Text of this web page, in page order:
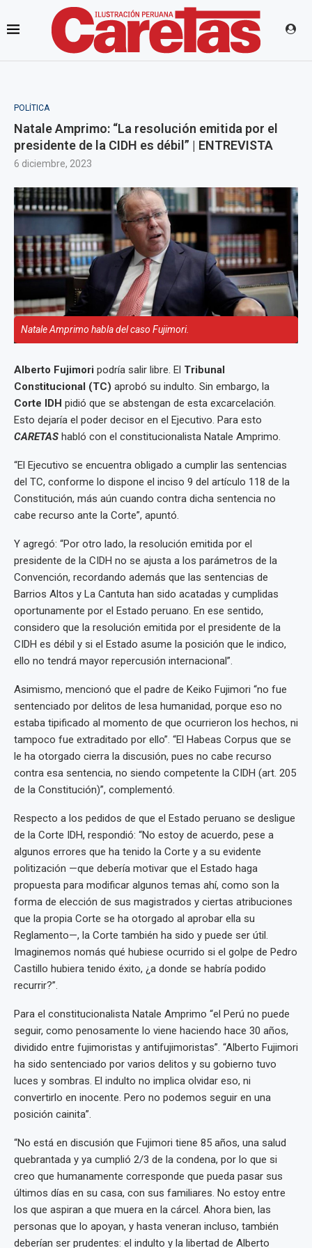
POLÍTICA
Natale Amprimo: “La resolución emitida por el
presidente de la CIDH es débil” | ENTREVISTA
6 diciembre, 2023
Natale Amprimo habla del caso Fujimori.
Alberto Fujimori podría salir libre. El Tribunal
Constitucional (TC) aprobó su indulto. Sin embargo, la
Corte IDH pidió que se abstengan de esta excarcelación.
Esto dejaría el poder decisor en el Ejecutivo. Para esto
CARETAS habló con el constitucionalista Natale Amprimo.
“El Ejecutivo se encuentra obligado a cumplir las sentencias
del TC, conforme lo dispone el inciso 9 del artículo 118 de la
Constitución, más aún cuando contra dicha sentencia no
cabe recurso ante la Corte”, apuntó.
Y agregó: “Por otro lado, la resolución emitida por el
presidente de la CIDH no se ajusta a los parámetros de la
Convención, recordando además que las sentencias de
Barrios Altos y La Cantuta han sido acatadas y cumplidas
oportunamente por el Estado peruano. En ese sentido,
considero que la resolución emitida por el presidente de la
CIDH es débil y si el Estado asume la posición que le indico,
ello no tendrá mayor repercusión internacional”.
Asimismo, mencionó que el padre de Keiko Fujimori “no fue
sentenciado por delitos de lesa humanidad, porque eso no
estaba tipificado al momento de que ocurrieron los hechos, ni
tampoco fue extraditado por ello”. “El Habeas Corpus que se
le ha otorgado cierra la discusión, pues no cabe recurso
contra esa sentencia, no siendo competente la CIDH (art. 205
de la Constitución)”, complementó.
Respecto a los pedidos de que el Estado peruano se desligue
de la Corte IDH, respondió: “No estoy de acuerdo, pese a
algunos errores que ha tenido la Corte y a su evidente
politización —que debería motivar que el Estado haga
propuesta para modificar algunos temas ahí, como son la
forma de elección de sus magistrados y ciertas atribuciones
que la propia Corte se ha otorgado al aprobar ella su
Reglamento—, la Corte también ha sido y puede ser útil.
Imaginemos nomás qué hubiese ocurrido si el golpe de Pedro
Castillo hubiera tenido éxito, ¿a donde se habría podido
recurrir?”.
Para el constitucionalista Natale Amprimo “el Perú no puede
seguir, como penosamente lo viene haciendo hace 30 años,
dividido entre fujimoristas y antifujimoristas”. “Alberto Fujimori
ha sido sentenciado por varios delitos y su gobierno tuvo
luces y sombras. El indulto no implica olvidar eso, ni
convertirlo en inocente. Pero no podemos seguir en una
posición cainita”.
“No está en discusión que Fujimori tiene 85 años, una salud
quebrantada y ya cumplió 2/3 de la condena, por lo que si
creo que humanamente corresponde que pueda pasar sus
últimos días en su casa, con sus familiares. No estoy entre
los que aspiran a que muera en la cárcel. Ahora bien, las
personas que lo apoyan, y hasta veneran incluso, también
deberían ser prudentes: el indulto y la libertad de Alberto